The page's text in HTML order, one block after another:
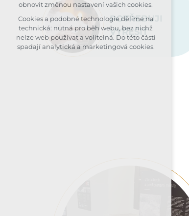
POTŘEBUJI
VYŘEŠIT
PŘIJMOUT VŠECHNY COOKIES
ODMÍTNOUT VOLITELNÁ
obnovit změnou nastavení vašich cookies.
Cookies a podobné technologie dělíme na
technická: nutná pro běh webu, bez nichž
nelze web používat a volitelná. Do této části
spadají analytická a marketingová cookies.